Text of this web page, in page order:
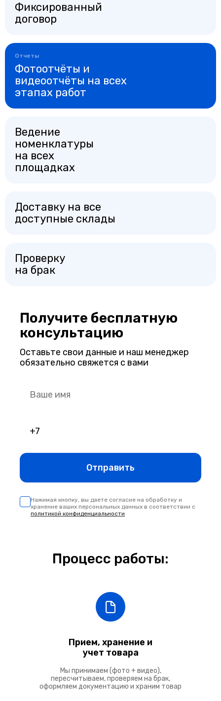
Фиксированный
договор
Отчеты
Фотоотчёты и
видеоотчёты на всех
этапах работ
Ведение
номенклатуры
на всех
площадках
Доставку на все
доступные склады
Проверку
на брак
Получите бесплатную
консультацию
Оставьте свои данные и наш менеджер
обязательно свяжется с вами
Нажимая кнопку, вы даете согласие на обработку и
хранение ваших персональных данных в соответствии с
политикой конфиденциальности
Процесс работы:
Прием, хранение и
учет товара
Мы принимаем (фото + видео),
пересчитываем, проверяем на брак,
оформляем документацию и храним товар